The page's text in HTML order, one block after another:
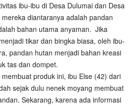
ibu-ibu di Desa Dulumai dan Desa
diantaranya adalah pandan
bahan utama anyaman. Jika
tikar dan bingka biasa, oleh ibu-
pandan hutan menjadi bahan kreasi
tas dan dompet.
produk ini, ibu Else (42) dari
sejak dulu nenek moyang membuat
Sekarang, karena ada informasi